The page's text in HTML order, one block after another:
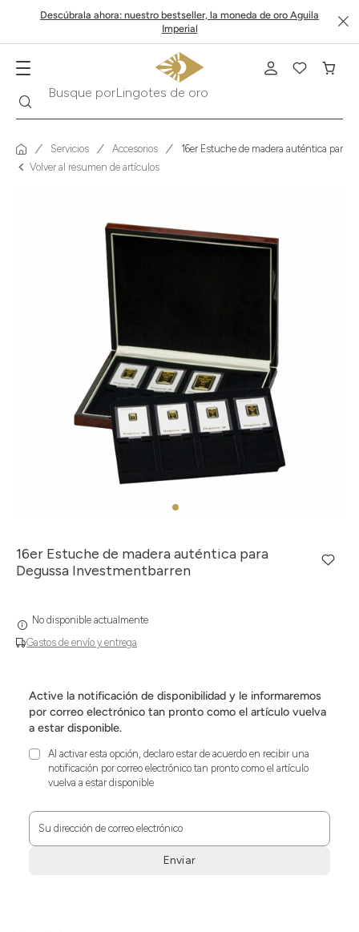
Descúbrala ahora: nuestro bestseller, la moneda de oro Aguila
Imperial
Busque por
Krugerrand
Servicios Accesorios
16er Estuche de madera auténtica para
Volver al resumen de artículos
16er Estuche de madera auténtica para
Degussa Investmentbarren
Gastos de envío y entrega
No disponible actualmente
Active la notificación de disponibilidad y le informaremos
por correo electrónico tan pronto como el artículo vuelva
a estar disponible.
Al activar esta opción, declaro estar de acuerdo en recibir una
notificación por correo electrónico tan pronto como el artículo
vuelva a estar disponible
Su dirección de correo electrónico
Enviar